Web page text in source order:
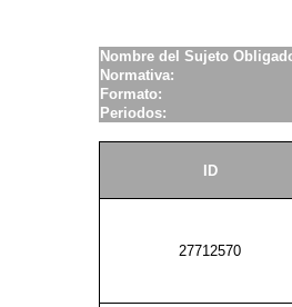
Nombre del Sujeto
Normativa:
Formato:
Periodos:
ID
27712570